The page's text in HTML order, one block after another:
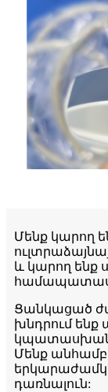
Մենք կարող
և կարող ենք
Ցանկացած
խնդրում ենք
Մենք
դառնալուն: